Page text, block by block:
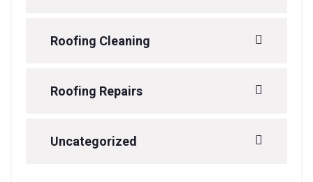
Roofing Cleaning
Roofing Repairs
Uncategorized